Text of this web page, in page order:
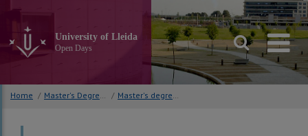
main
content
the
page
University of Lleida
Open Days
Home / Master's Degrees / Master's degree in Accounting, Auditing and Management Control